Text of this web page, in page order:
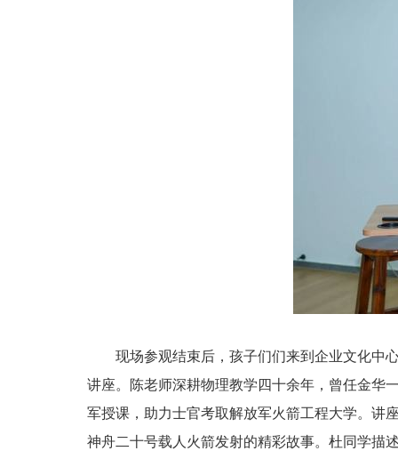
现场参观结束后，孩子们们来到企业文化中
讲座。陈老师深耕物理教学四十余年，曾任金华
军授课，助力士官考取解放军火箭工程大学。讲
神舟二十号载人火箭发射的精彩故事。杜同学描